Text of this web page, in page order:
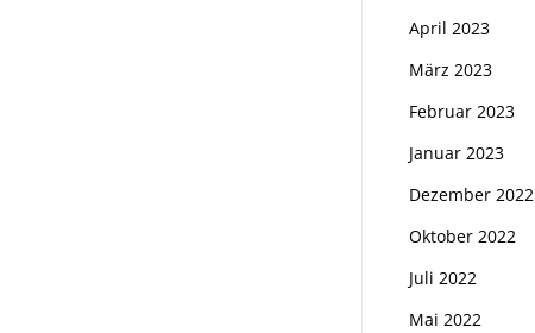
April 2023
März 2023
Februar 2023
Januar 2023
Dezember 2022
Oktober 2022
Juli 2022
Mai 2022